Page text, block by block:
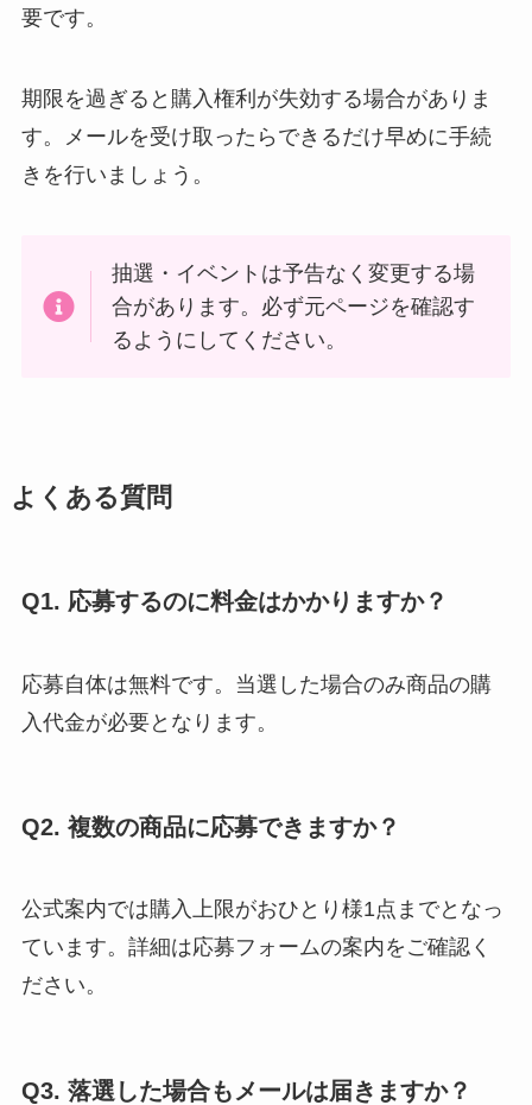
要です。
期限を過ぎると購入権利が失効する場合がありま
す。メールを受け取ったらできるだけ早めに手続
きを行いましょう。
抽選・イベントは予告なく変更する場
合があります。必ず元ページを確認す
るようにしてください。
よくある質問
Q1. 応募するのに料金はかかりますか？
応募自体は無料です。当選した場合のみ商品の購
入代金が必要となります。
Q2. 複数の商品に応募できますか？
公式案内では購入上限がおひとり様1点までとなっ
ています。詳細は応募フォームの案内をご確認く
ださい。
Q3. 落選した場合もメールは届きますか？